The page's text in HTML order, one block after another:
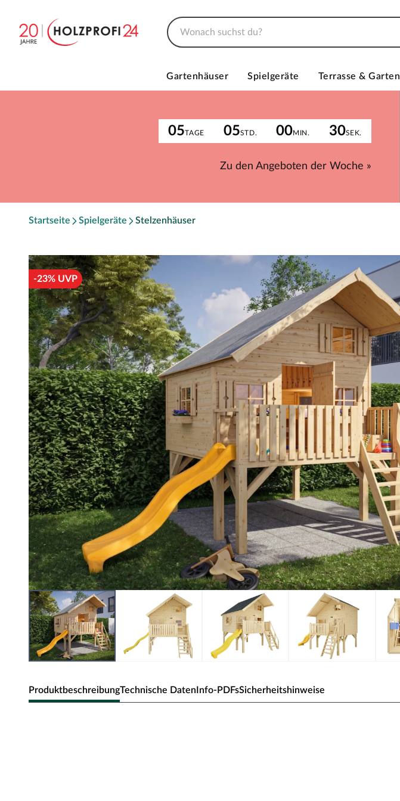
Gartenhäuser Spielgeräte Terrasse & Garten
05TAGE 05STD. 00MIN. 30SEK.
Zu den Angeboten der Woche »
Startseite Spielgeräte Stelzenhäuser
-23% UVP
ProduktbeschreibungTechnische DatenInfo-PDFsSicherheitshinweise